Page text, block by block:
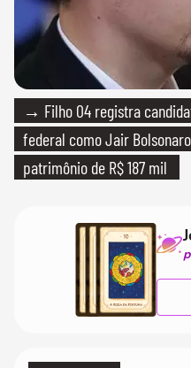
→ Filho 04 registra
federal como Jair
patrimônio de R$ 187 mil